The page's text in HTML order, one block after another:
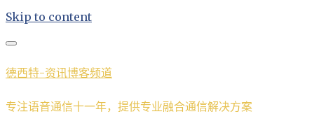
Skip to content
德西特-资讯博客频道
专注语音通信十一年，提供专业融合通信解决方案